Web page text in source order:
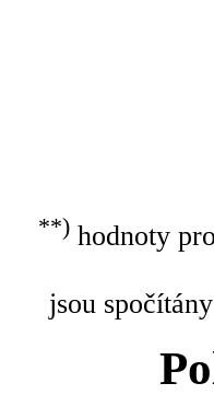
**)hodnoty
jsou